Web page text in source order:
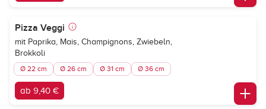
Pizza Veggi
mit Paprika, Mais, Champignons, Zwiebeln,
Brokkoli
Ø 22 cm Ø 26 cm Ø 31 cm Ø 36 cm
ab 9,40 €